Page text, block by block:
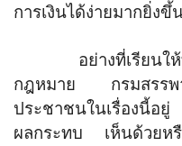
การเงินได้ง่ายมากยิ่งขึ้
อย่างที่เรียนให้ทร
กฎหมาย กรมสรรพา
ประชาชนในเรื่องนี้อ
ผลกระทบ เห็นด้วยหรื